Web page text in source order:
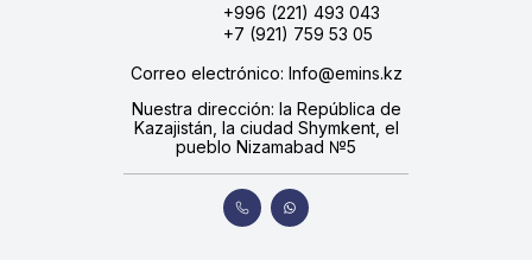
+996 (221) 493 043
+7 (921) 759 53 05
Nuestra dirección: la República de
Kazajistán, la ciudad Shymkent, el
pueblo Nizamabad №5
Correo electrónico: Info@emins.kz